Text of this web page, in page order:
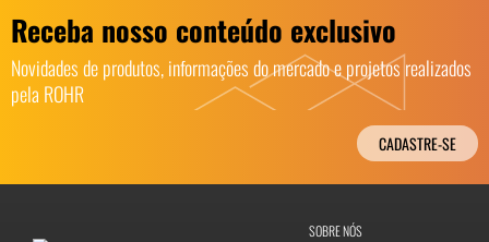
Receba nosso conteúdo exclusivo
Novidades de produtos, informações do mercado e projetos realizados
pela ROHR
CADASTRE-SE
SOBRE NÓS